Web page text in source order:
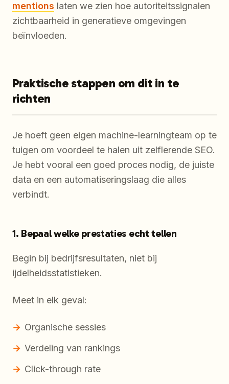
mentions laten we zien hoe autoriteitssignalen
zichtbaarheid in generatieve omgevingen
beïnvloeden.
Praktische stappen om dit in te
richten
Je hoeft geen eigen machine-learningteam op te
tuigen om voordeel te halen uit zelflerende SEO.
Je hebt vooral een goed proces nodig, de juiste
data en een automatiseringslaag die alles
verbindt.
1. Bepaal welke prestaties echt tellen
Begin bij bedrijfsresultaten, niet bij
ijdelheidsstatistieken.
Meet in elk geval:
Organische sessies
Verdeling van rankings
Click-through rate